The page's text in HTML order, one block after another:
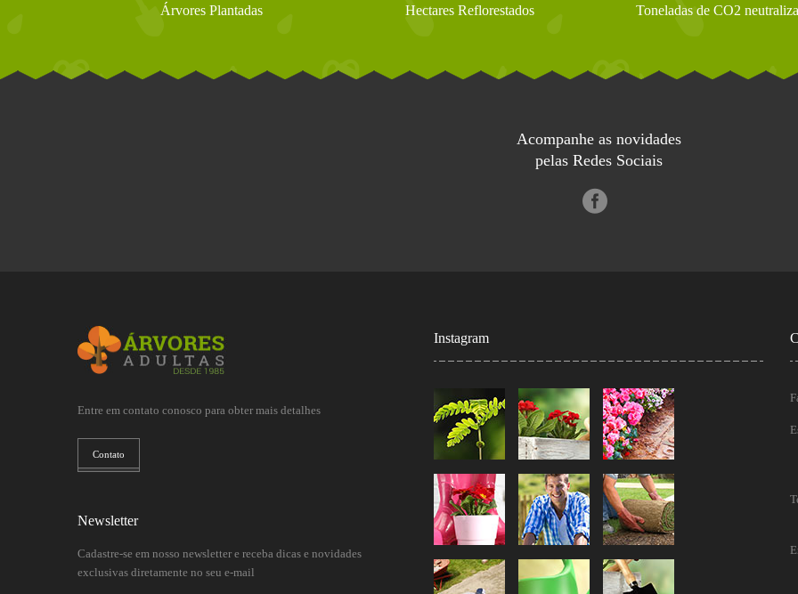
Árvores Plantadas Hectares Reflorestados Toneladas de CO2
Acompanhe as novidades
pelas Redes Sociais
Entre em contato conosco para obter mais detalhes
Contato
Newsletter
Cadastre-se em nosso newsletter e receba dicas e novidades
exclusivas diretamente no seu e-mail
Instagram